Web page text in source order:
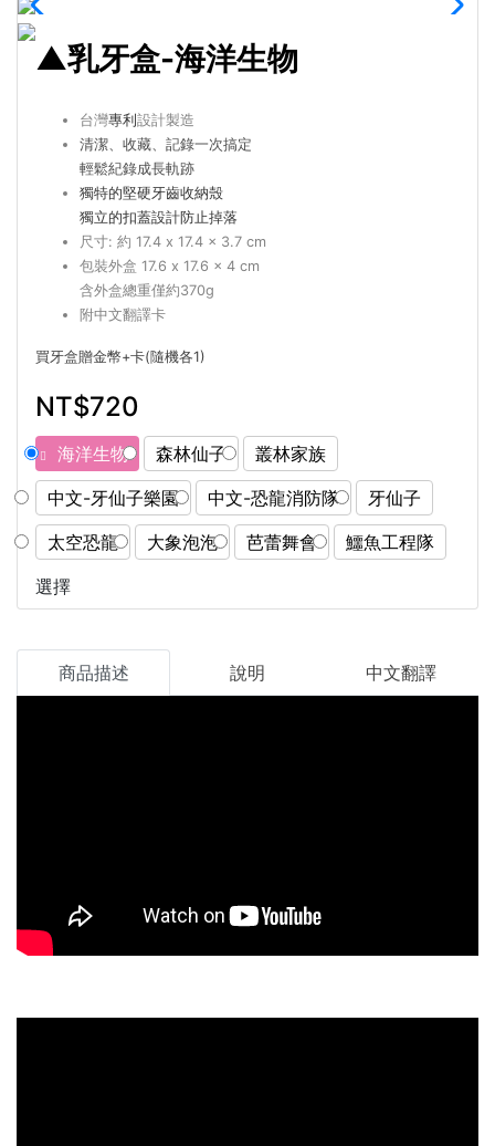
▲乳牙盒-海洋生物
台灣專利 設計製造
清潔、收藏、記錄一次搞定
輕鬆紀錄成長軌跡
獨特的堅硬牙齒收納殼
獨立的扣蓋設計防止掉落
尺寸: 約 17.4 x 17.4 x 3.7 cm
包裝外盒 17.6 x 17.6 x 4 cm
含外盒總重僅約370g
附中文翻譯卡
買牙盒贈金幣+卡(隨機各1)
NT$720
海洋生物 森林仙子
叢林家族
中文-牙仙子樂園
中文-恐龍消防隊
牙仙子
太空恐龍
大象泡泡 芭蕾舞會
鱷魚工程隊
選擇
商品描述 說明 中文翻譯